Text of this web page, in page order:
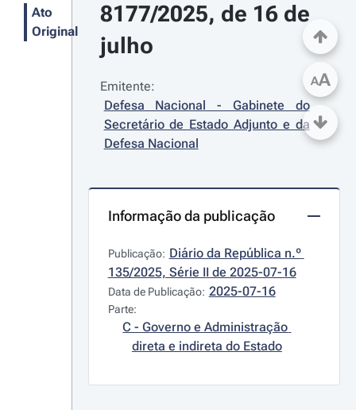
Ato
Original
8177/2025, de 16 de
julho
Emitente:
Defesa Nacional - Gabinete do
Secretário de Estado Adjunto e da
Defesa Nacional
Informação da publicação
Publicação: Diário da República n.º
135/2025, Série II de 2025-07-16
Data de Publicação: 2025-07-16
Parte:
C - Governo e Administração
direta e indireta do Estado
AA